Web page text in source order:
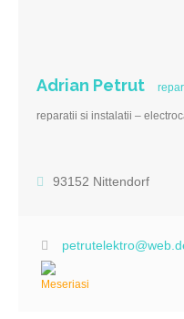
Adrian Petrut
reparatii si instalatii –
93152 Nittendorf